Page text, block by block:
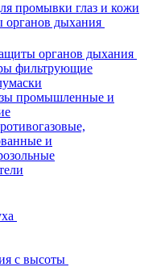
промывки глаз и кожи
органов дыхания
органов дыхания
фильтрующие
промышленные и
и
с высоты